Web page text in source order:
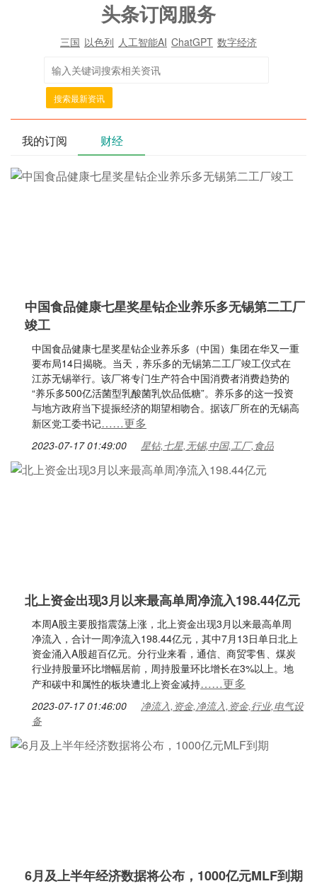
头条订阅服务
三国 以色列 人工智能AI ChatGPT 数字经济
搜索最新资讯
我的订阅 财经
中国食品健康七星奖星钻企业养乐多无锡第二工厂
竣工
中国食品健康七星奖星钻企业养乐多（中国）集团在华又一重
要布局14日揭晓。当天，养乐多的无锡第二工厂竣工仪式在
江苏无锡举行。该厂将专门生产符合中国消费者消费趋势的
“养乐多500亿活菌型乳酸菌乳饮品低糖”。养乐多的这一投资
与地方政府当下提振经济的期望相吻合。据该厂所在的无锡高
新区党工委书记……更多
2023-07-17 01:49:00 星钻,七星,无锡,中国,工厂,食品
北上资金出现3月以来最高单周净流入198.44亿元
本周A股主要股指震荡上涨，北上资金出现3月以来最高单周
净流入，合计一周净流入198.44亿元，其中7月13日单日北上
资金涌入A股超百亿元。分行业来看，通信、商贸零售、煤炭
行业持股量环比增幅居前，周持股量环比增长在3%以上。地
产和碳中和属性的板块遭北上资金减持……更多
2023-07-17 01:46:00
净流入,资金,净流入,资金,行业,电气设
备
6月及上半年经济数据将公布，1000亿元MLF到期